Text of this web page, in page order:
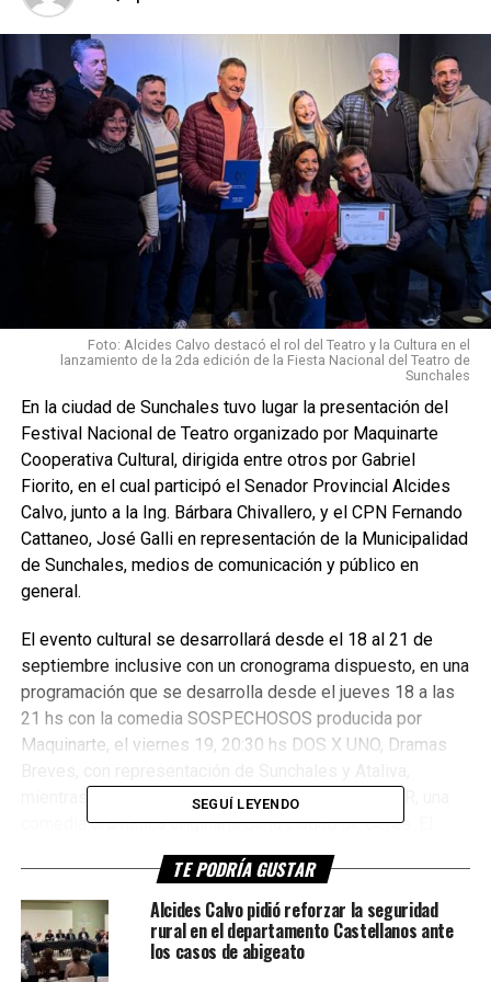
Foto: Alcides Calvo destacó el rol del Teatro y la Cultura en el
lanzamiento de la 2da edición de la Fiesta Nacional del Teatro de
Sunchales
En la ciudad de Sunchales tuvo lugar la presentación del
Festival Nacional de Teatro organizado por Maquinarte
Cooperativa Cultural, dirigida entre otros por Gabriel
Fiorito, en el cual participó el Senador Provincial Alcides
Calvo, junto a la Ing. Bárbara Chivallero, y el CPN Fernando
Cattaneo, José Galli en representación de la Municipalidad
de Sunchales, medios de comunicación y público en
general.
El evento cultural se desarrollará desde el 18 al 21 de
septiembre inclusive con un cronograma dispuesto, en una
programación que se desarrolla desde el jueves 18 a las
21 hs con la comedia SOSPECHOSOS producida por
Maquinarte, el viernes 19, 20:30 hs DOS X UNO, Dramas
mientras que desde las 21:30 hs, ROTOS DE AMOR, una
comedia dramática originaria de la ciudad de Ceres. El
DE ANATOMÍA, 52 años en cartel desde las 21 hs, una
producción oriunda de Buenos Aires. El domingo 21,
desde las 19:30 hs Maquinarte presenta un AVANCE DE
NOCHE DE REYES, comedia, y desde las 20:30 hs tendrá
SEGUÍ LEYENDO
TE PODRÍA GUSTAR
Alcides Calvo pidió reforzar la seguridad
rural en el departamento Castellanos ante
los casos de abigeato